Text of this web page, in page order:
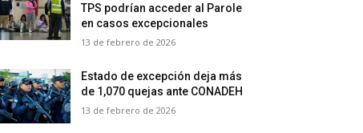
TPS podrían acceder al Parole
en casos excepcionales
13 de febrero de 2026
Estado de excepción deja más
de 1,070 quejas ante CONADEH
13 de febrero de 2026